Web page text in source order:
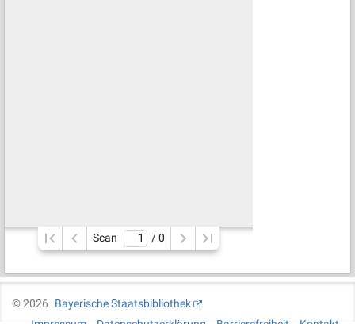
Scan / 0
©2026
Bayerische Staatsbibliothek